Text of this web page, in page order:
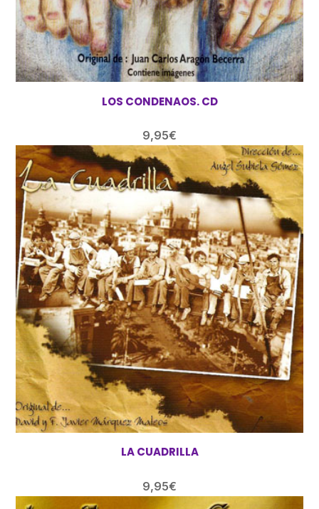
LOS CONDENAOS. CD
9,95€
LA CUADRILLA
9,95€